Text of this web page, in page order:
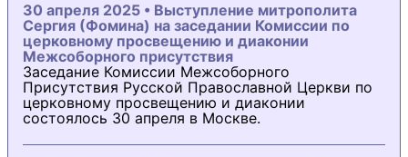
30 апреля 2025 • Выступление митрополита
Сергия (Фомина) на заседании Комиссии по
церковному просвещению и диаконии
Межсоборного присутствия
Заседание Комиссии Межсоборного
Присутствия Русской Православной Церкви по
церковному просвещению и диаконии
состоялось 30 апреля в Москве.